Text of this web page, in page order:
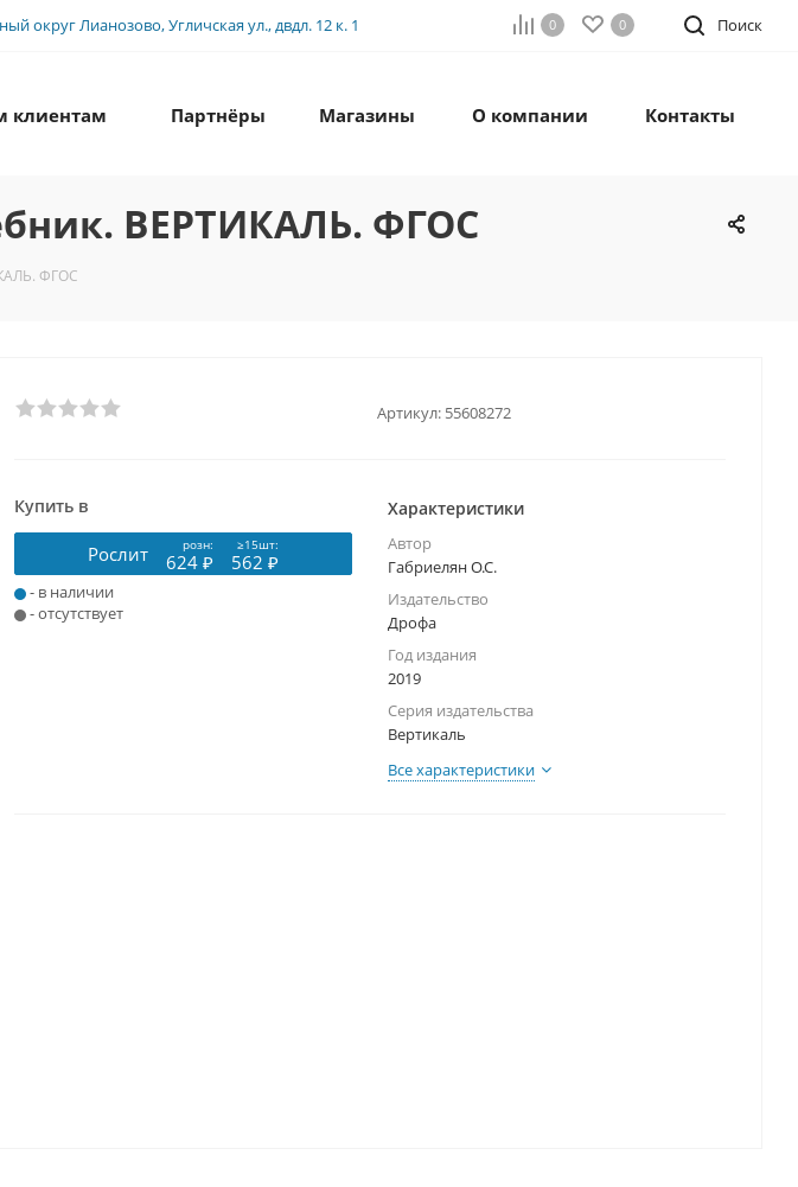
округ Лианозово, Угличская ул., двдл. 12 к. 1 Поиск
0 0
клиентам Партнёры Магазины О компании Контакты
ВЕРТИКАЛЬ. ФГОС
ФГОС
Артикул: 55608272
Купить в
Рослит розн: ≥15шт:
624 ₽ 562 ₽
- в наличии
- отсутствует
Характеристики
Автор
Габриелян О.С.
Издательство
Дрофа
Год издания
2019
Серия издательства
Вертикаль
Все характеристики